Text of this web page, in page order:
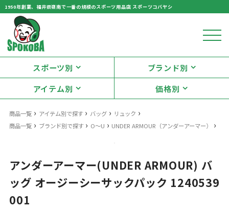
1950年創業、福井県嶺南で一番の規模のスポーツ用品店 スポーツコバヤシ
スポーツ別
ブランド別
アイテム別
価格別
商品一覧 › アイテム別で探す› バッグ› リュック ›
商品一覧 › ブランド別で探す› O～U › UNDER ARMOUR（アンダーアーマー） ›
アンダーアーマー(UNDER ARMOUR) バ
ッグ オージーシーサックパック 1240539
001